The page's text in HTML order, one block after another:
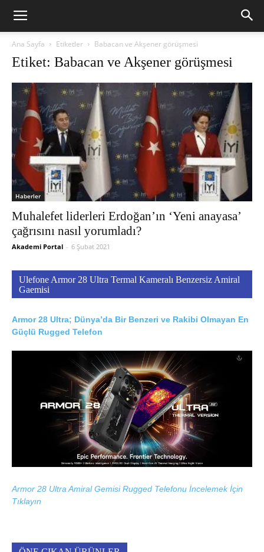
Ana Sayfa Etiketler Babacan ve Akşener görüşmesi
Etiket: Babacan ve Akşener görüşmesi
Haberler
Muhalefet liderleri Erdoğan’ın ‘Yeni anayasa’
çağrısını nasıl yorumladı?
Akademi Portal - 6 Şubat 2021
Ulefone Armor 28 Ultra Termal Kameralı Benzersiz Amiral
Gaemisi
Armor 28 Ultra; Dünya’da Bir Benzeri ve Rakibi Olmayan En
Güçlü Rugged Telefon
Armor 28 Ultra Amiral Gemisi Rugged Telefonu İncelemek İçin
Tıklayın